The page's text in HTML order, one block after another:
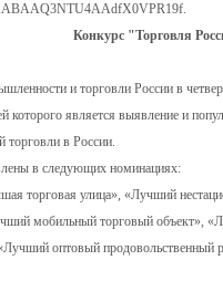
Конкурс "Торговля
и торговли России в
которого является выявление и
в России.
в следующих номинациях:
торговая улица», «Лучший
мобильный торговый объект»,
оптовый продовольственный